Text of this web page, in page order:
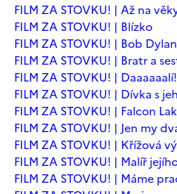
FILM ZA STOVKU! | Až na
FILM ZA STOVKU! | Blízko
FILM ZA STOVKU! | Bob
FILM ZA STOVKU! | Bratr a
FILM ZA STOVKU! | Daaaaaalí!
FILM ZA STOVKU! | Dívka s
FILM ZA STOVKU! | Falcon
FILM ZA STOVKU! | Jen my
FILM ZA STOVKU! | Křížová
FILM ZA STOVKU! | Malíř
FILM ZA STOVKU! | Máme